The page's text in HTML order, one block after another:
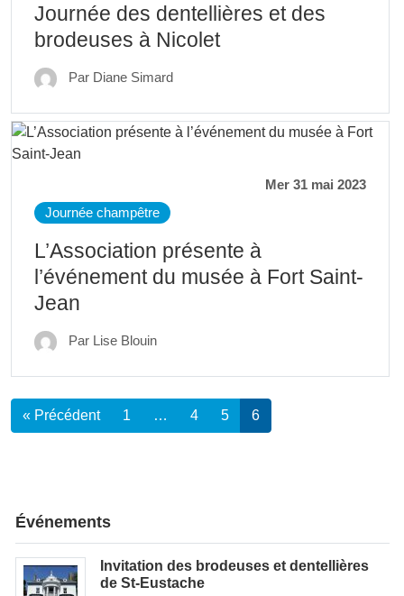
Journée des dentellières et des
brodeuses à Nicolet
Par Diane Simard
Mer 31 mai 2023
Journée champêtre
L’Association présente à
l’événement du musée à Fort Saint-
Jean
Par Lise Blouin
« Précédent 1 … 4 5 6
Événements
Invitation des brodeuses et dentellières
de St-Eustache